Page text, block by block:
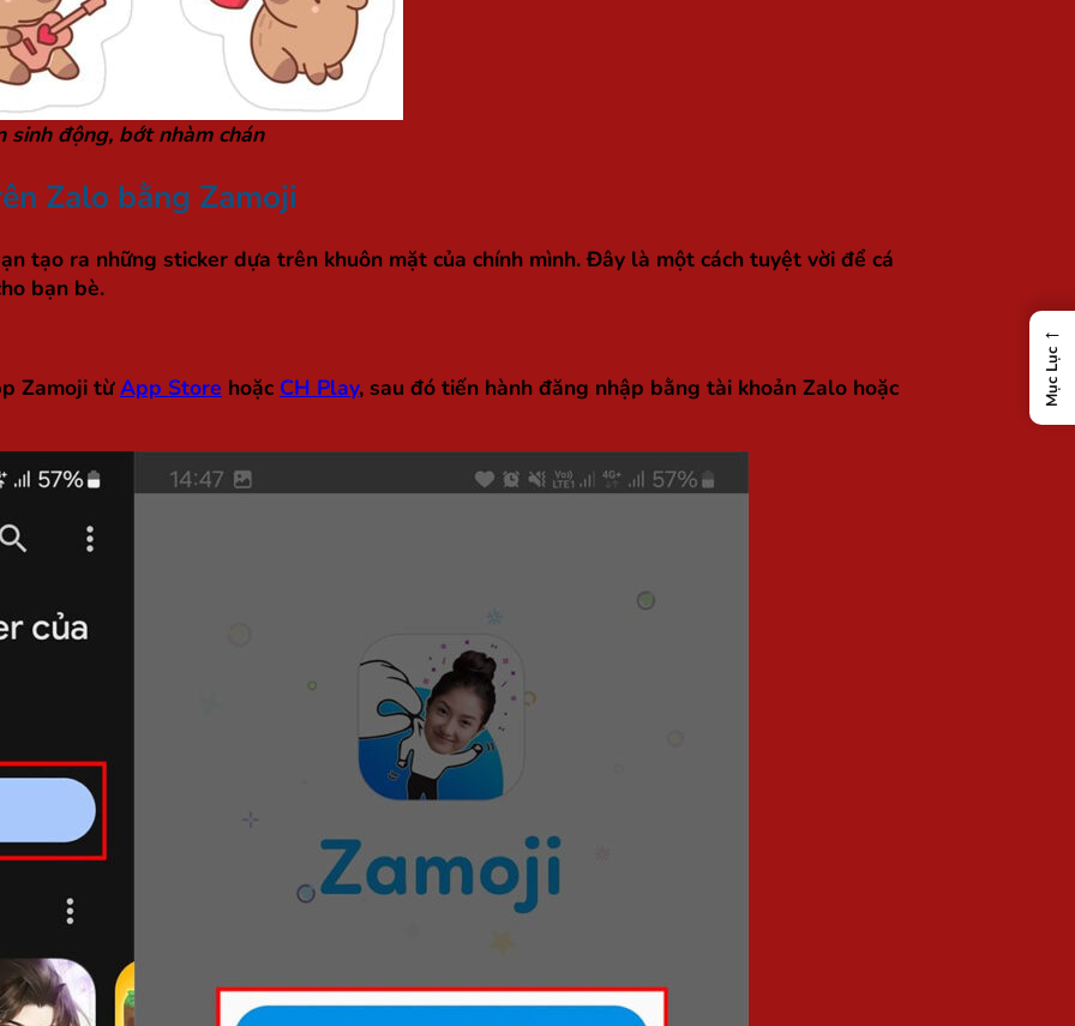
động, bớt nhàm chán
Zalo bằng Zamoji
tạo ra những sticker dựa trên khuôn mặt của chính mình. Đây là một cách tuyệt vời để cá
bạn bè.
Zamoji từApp Store hoặc CH Play, sau đó tiến hành đăng nhập bằng tài khoản Zalo hoặc
←
Mục Lục